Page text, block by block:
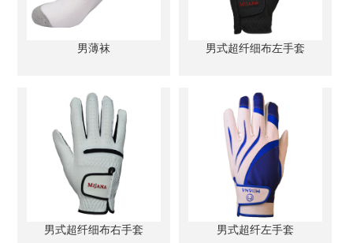
男薄袜 男式超纤细布左手套
男式超纤细布右手套 男式超纤左手套